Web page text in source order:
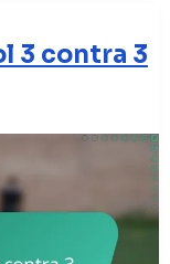
3 contra 3